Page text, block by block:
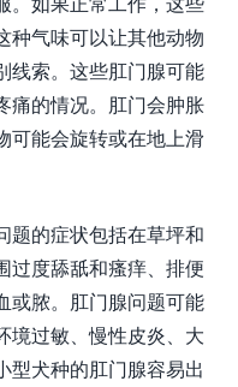
种气味可以让其他动物
线索。这些肛门腺可能
痛的情况。肛门会肿胀
可能会旋转或在地上滑
题的症状包括在草坪和
过度舔舐和瘙痒、排便
或脓。肛门腺问题可能
境过敏、慢性皮炎、大
型犬种的肛门腺容易出